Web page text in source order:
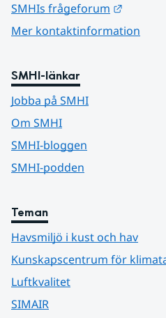
SMHIs frågeforum
Mer kontaktinformation
SMHI-länkar
Jobba på SMHI
Om SMHI
SMHI-bloggen
SMHI-podden
Teman
Havsmiljö i kust och hav
Kunskapscentrum för
Luftkvalitet
SIMAIR